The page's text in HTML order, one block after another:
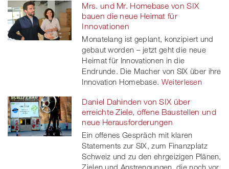
Mrs. und Mr. Homebase von SIX
bauen die neue Heimat für
Innovationen
Monatelang ist geplant, konzipiert und
gebaut worden – jetzt geht die neue
Heimat für Innovationen in die
Endrunde. Die Macher von SIX über ihre
Innovation Homebase. Weiterlesen
Daniel Dahinden von SIX über
erreichte Ziele, offene Baustellen und
neue Herausforderungen
Ein offenes Gespräch mit klaren
Statements zur SIX, zum Finanzplatz
Schweiz und zu den ehrgeizigen Plänen,
Zielen und Anstrengungen, die noch vor